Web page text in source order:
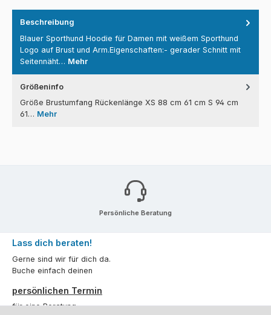
Beschreibung
Blauer Sporthund Hoodie für Damen mit weißem Sporthund
Logo auf Brust und Arm.Eigenschaften:- gerader Schnitt mit
Seitennäht… Mehr
Größeninfo
Größe Brustumfang Rückenlänge XS 88 cm 61 cm S 94 cm
61… Mehr
Persönliche Beratung
Lass dich beraten!
Gerne sind wir für dich da.
Buche einfach deinen
persönlichen Termin
für eine Beratung.